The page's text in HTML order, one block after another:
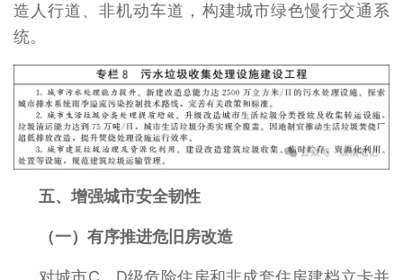
造人行道、非机动车道，构建城市绿色慢行交通系
统。
五、增强城市安全韧性
（一）有序推进危旧房改造